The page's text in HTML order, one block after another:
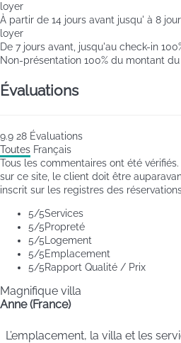
loyer
À partir de 14 jours avant jusqu' à 8
loyer
De 7 jours avant, jusqu'au check-in
Non-présentation 100% du montant
Évaluations
9.9 28 Évaluations
Toutes Français
Tous les commentaires ont été
sur ce site, le client doit être
inscrit sur les registres des
5/5Services
5/5Propreté
5/5 Logement
5/5Emplacement
5/5Rapport Qualité / Prix
Magnifique villa
Anne (France)
L’emplacement, la villa et les